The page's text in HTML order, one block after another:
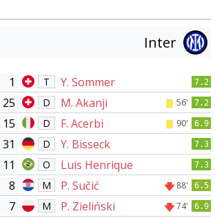
Inter
1 T Y. Sommer 7.2
25 D M. Akanji 56' 7.2
15 D F. Acerbi 90' 6.9
31 D Y. Bisseck 7.3
11 O Luis Henrique 7.3
8 M P. Sučić 88' 6.5
7 M P. Zieliński 74' 6.9